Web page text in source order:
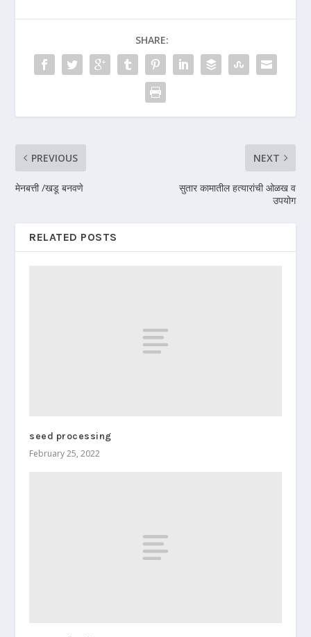
SHARE:
PREVIOUS
मेनबत्ती /खडू बनवणे
NEXT
सुतार कामातील हत्यारांची ओळख व
उपयोग
RELATED POSTS
seed processing
February 25, 2022